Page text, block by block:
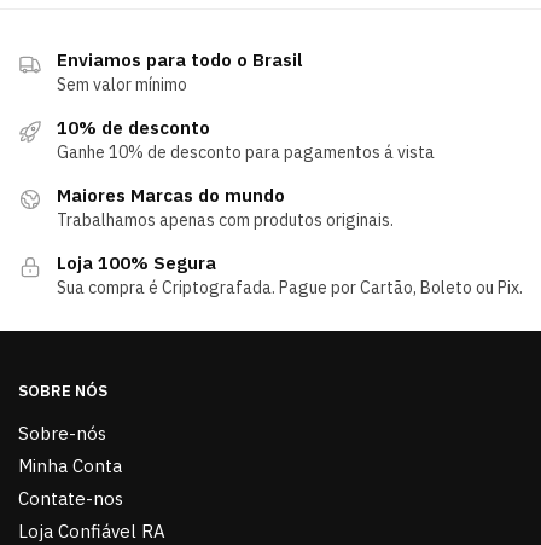
Enviamos para todo o Brasil
Sem valor mínimo
10% de desconto
Ganhe 10% de desconto para pagamentos á vista
Maiores Marcas do mundo
Trabalhamos apenas com produtos originais.
Loja 100% Segura
Sua compra é Criptografada. Pague por Cartão, Boleto ou Pix.
SOBRE NÓS
Sobre-nós
Minha Conta
Contate-nos
Loja Confiável RA